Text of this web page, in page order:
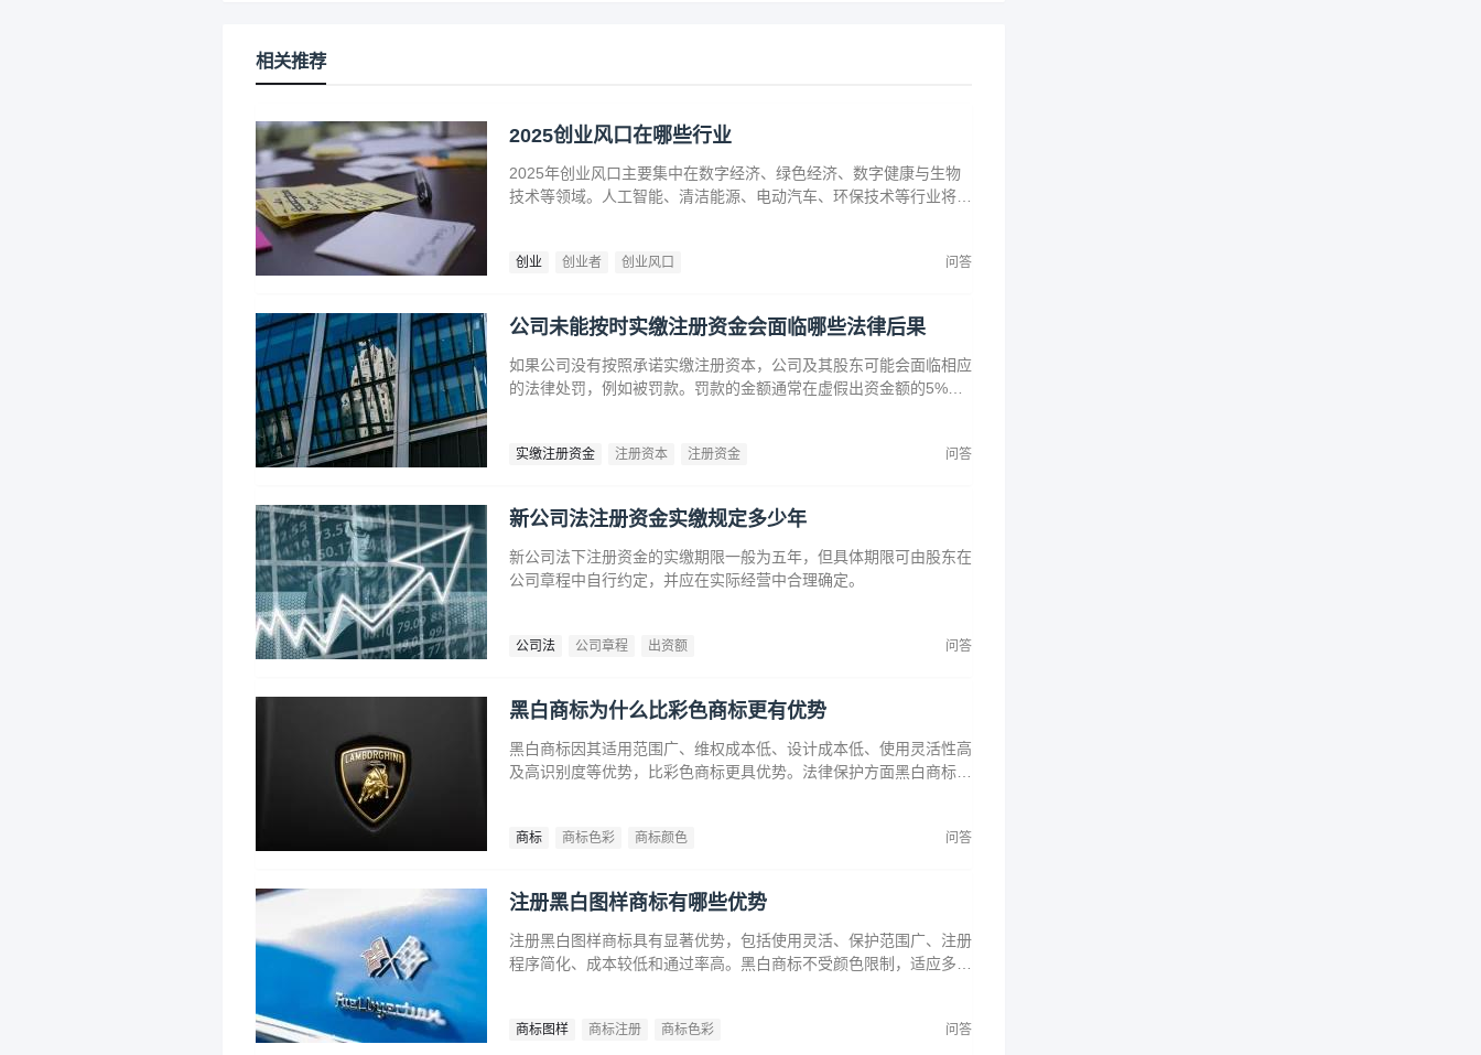
相关推荐
2025创业风口在哪些行业
2025年创业风口主要集中在数字经济、绿色经济、数字健康与生物
技术等领域。人工智能、清洁能源、电动汽车、环保技术等行业将迎
住这些前沿趋势，开拓新兴产业，创造商业价值。
创业 创业者 创业风口 问答
公司未能按时实缴注册资金会面临哪些法律后果
如果公司没有按照承诺实缴注册资本，公司及其股东可能会面临相应
的法律处罚，例如被罚款。罚款的金额通常在虚假出资金额的5%到
实缴注册资金 注册资本 注册资金 问答
新公司法注册资金实缴规定多少年
新公司法下注册资金的实缴期限一般为五年，但具体期限可由股东在
公司章程中自行约定，并应在实际经营中合理确定。
公司法 公司章程 出资额 问答
黑白商标为什么比彩色商标更有优势
黑白商标因其适用范围广、维权成本低、设计成本低、使用灵活性高
及高识别度等优势，比彩色商标更具优势。法律保护方面黑白商标更
商标 商标色彩 商标颜色 问答
注册黑白图样商标有哪些优势
注册黑白图样商标具有显著优势，包括使用灵活、保护范围广、注册
程序简化、成本较低和通过率高。黑白商标不受颜色限制，适应多样
商标图样 商标注册 商标色彩 问答